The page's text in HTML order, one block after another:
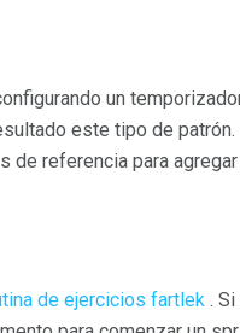
un
este tipo de patrón.
de referencia para
de ejercicios fartlek . Si